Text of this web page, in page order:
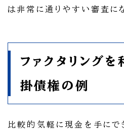
は非常に通りやすい審査に
ファクタリング
掛債権の例
比較的気軽に現金を手にで